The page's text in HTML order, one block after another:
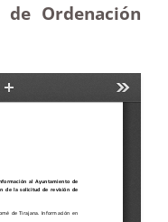
Ordenación